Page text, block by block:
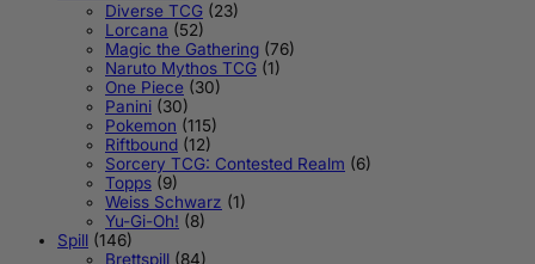
Diverse TCG (23)
Lorcana (52)
Magic the Gathering (76)
Naruto Mythos TCG (1)
One Piece (30)
Panini (30)
Pokemon (115)
Riftbound (12)
Sorcery TCG: Contested Realm (6)
Topps (9)
Weiss Schwarz (1)
Yu-Gi-Oh! (8)
Spill (146)
Brettspill (84)